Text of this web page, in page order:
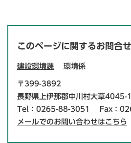
このページに関するお問合
建設環境課 環境係
〒399-3892
長野県上伊那郡中川村大草4045-1
Tel：0265-88-3051
Fax：
メールでのお問い合わせはこちら